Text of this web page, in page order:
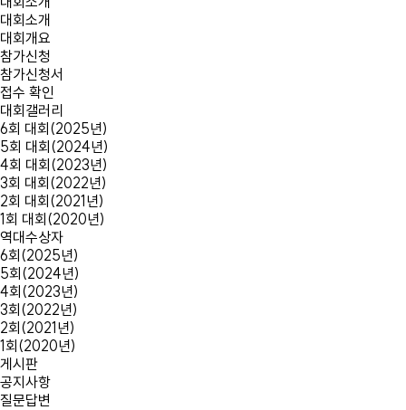
대회소개
대회개요
참가신청
참가신청서
접수 확인
대회갤러리
6회 대회(2025년)
5회 대회(2024년)
4회 대회(2023년)
3회 대회(2022년)
2회 대회(2021년)
1회 대회(2020년)
역대수상자
6회(2025년)
5회(2024년)
4회(2023년)
3회(2022년)
2회(2021년)
1회(2020년)
게시판
공지사항
질문답변